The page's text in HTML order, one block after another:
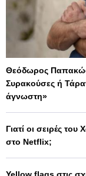
Θεόδωρος
Συρακούσες ή
άγνωστη»
Γιατί οι σειρές
στο Netflix;